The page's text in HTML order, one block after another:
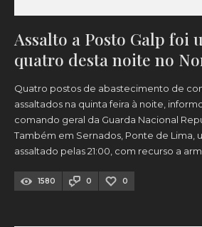
Assalto a Posto Galp foi
quatro desta noite no
Quatro postos de abastecimento de
assaltados na quinta feira à noite,
comando geral da Guarda Nacional
Também em Sernados, Ponte de Lima,
assaltado pelas 21:00, com recurso a
1580 0 0